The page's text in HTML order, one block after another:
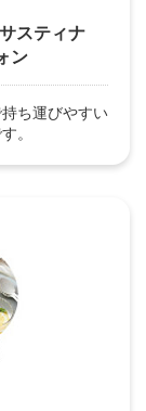
スティナ
ン
ち運びやすい
。